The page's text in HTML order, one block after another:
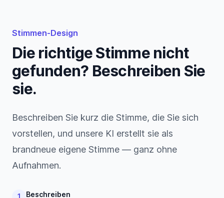
Stimmen-Design
Die richtige Stimme nicht
gefunden? Beschreiben Sie
sie.
Beschreiben Sie kurz die Stimme, die Sie sich
vorstellen, und unsere KI erstellt sie als
brandneue eigene Stimme — ganz ohne
Aufnahmen.
1 Beschreiben